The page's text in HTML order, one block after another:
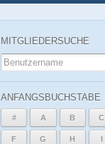
MITGLIEDERSUCHE
ANFANGSBUCHSTABE
# A B C
F G H I